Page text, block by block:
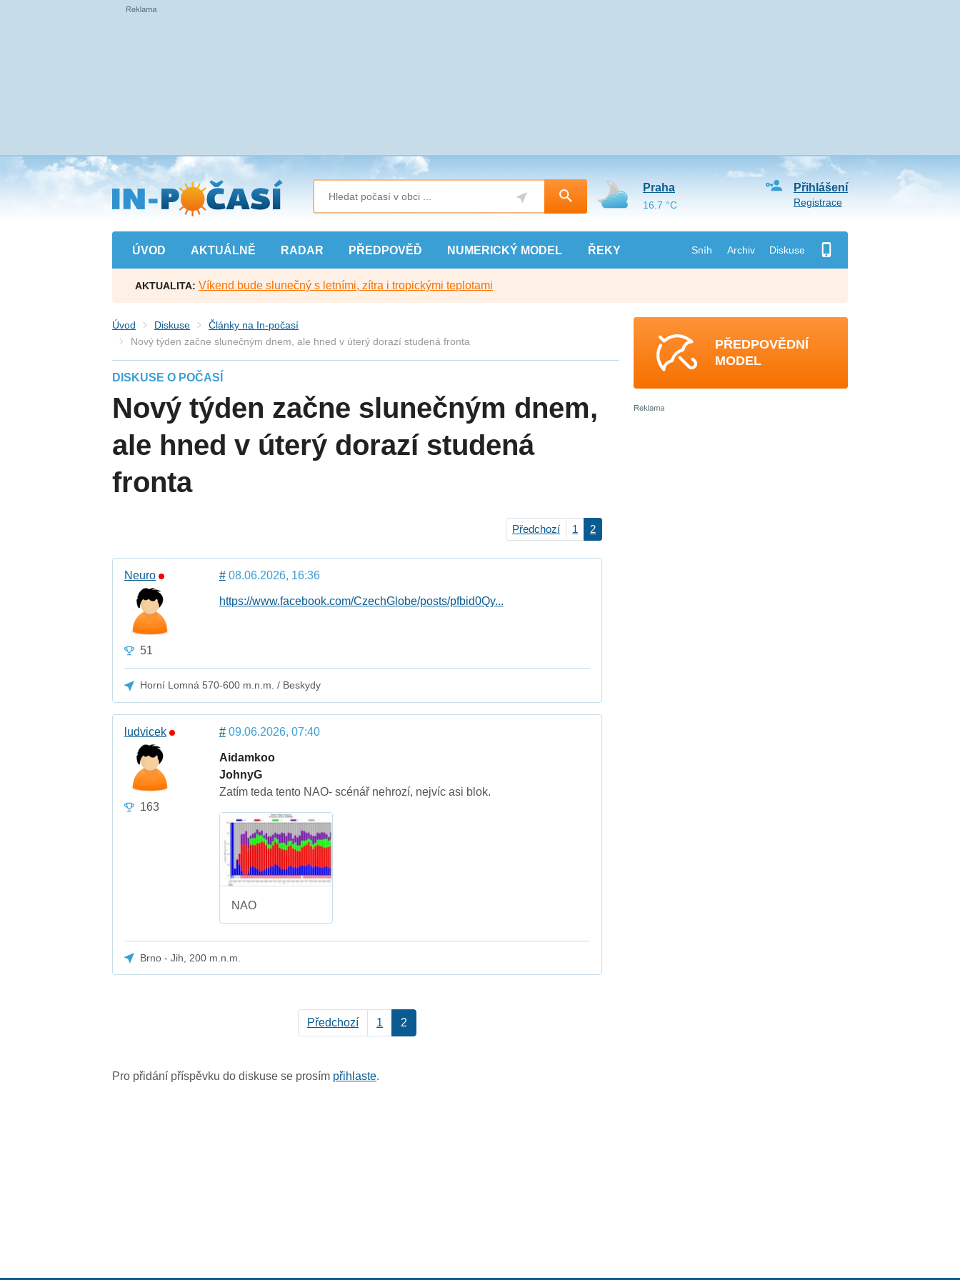
Přejít
na
hlavní
obsah
ÚVOD AKTUÁLNĚ RADAR PŘEDPOVĚĎ NUMERICKÝ MODEL ŘEKY Sníh Archiv Diskuse
Přihlášení
Registrace
Praha
16.7 °C
AKTUALITA: Víkend bude slunečný s letními, zítra i tropickými teplotami
Úvod Diskuse
Články na In-počasí
Nový týden začne slunečným dnem, ale hned v úterý dorazí studená fronta
DISKUSE O POČASÍ
Nový týden začne slunečným dnem,
ale hned v úterý dorazí studená
fronta
Předchozí 1 2
Neuro
51
#08.06.2026, 16:36
https://www.facebook.com/CzechGlobe/posts/pfbid0Qy...
Horní Lomná 570-600 m.n.m. / Beskydy
ludvicek
163
#09.06.2026, 07:40
Aidamkoo
JohnyG
Zatím teda tento NAO- scénář nehrozí, nejvíc asi blok.
NAO
Brno - Jih, 200 m.n.m.
Předchozí 1 2
Pro přidání příspěvku do diskuse se prosím přihlaste.
PŘEDPOVĚDNÍ
MODEL